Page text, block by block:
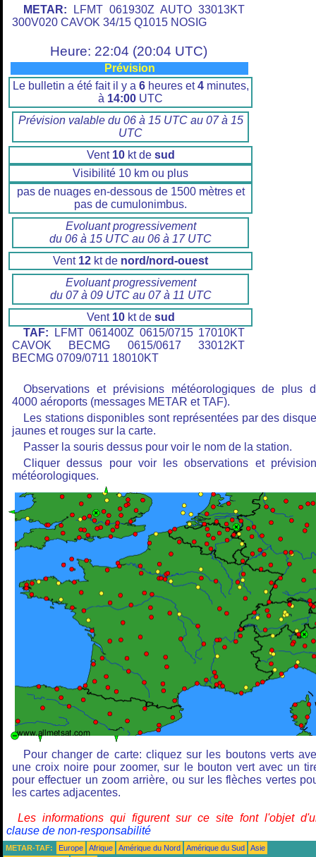
METAR: LFMT 061930Z AUTO 33013KT
300V020 CAVOK 34/15 Q1015 NOSIG
Heure: 22:04 (20:04 UTC)
Prévision
Le bulletin a été fait il y a 6heures et4minutes,
à 14:00 UTC
Prévision valable du 06 à 15 UTC au 07 à 15
UTC
Vent 10kt de sud
Visibilité 10 km ou plus
pas de nuages en-dessous de 1500 mètres et
pas de cumulonimbus.
Evoluant progressivement
du 06 à 15 UTC au 06 à 17 UTC
Vent 12 kt de nord/nord-ouest
Evoluant progressivement
du 07 à 09 UTC au 07 à 11 UTC
Vent 10kt de sud
TAF: LFMT 061400Z 0615/0715 17010KT
CAVOK BECMG 0615/0617 33012KT
BECMG 0709/0711 18010KT
Observations et prévisions météorologiques de plus
4000 aéroports (messages METAR et TAF).
Les stations disponibles sont représentées par des
jaunes et rouges sur la carte.
Passer la souris dessus pour voir le nom de la station.
Cliquer dessus pour voir les observations et
météorologiques.
Pour changer de carte: cliquez sur les boutons verts
une croix noire pour zoomer, sur le bouton vert avec un
pour effectuer un zoom arrière, ou sur les flèches vertes
les cartes adjacentes.
Les informations qui figurent sur ce site font l'objet
clause de non-responsabilité
METAR-TAF: Europe Afrique Amérique du Nord Amérique du Sud Asie